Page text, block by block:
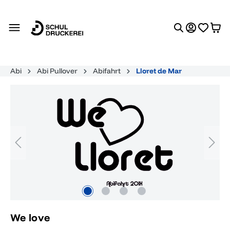
Abi Abi Pullover Abifahrt
Lloret de Mar
We love